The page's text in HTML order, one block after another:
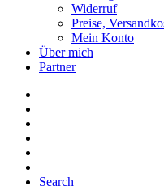
Widerruf
Preise,
Mein Konto
Über mich
Partner
Search